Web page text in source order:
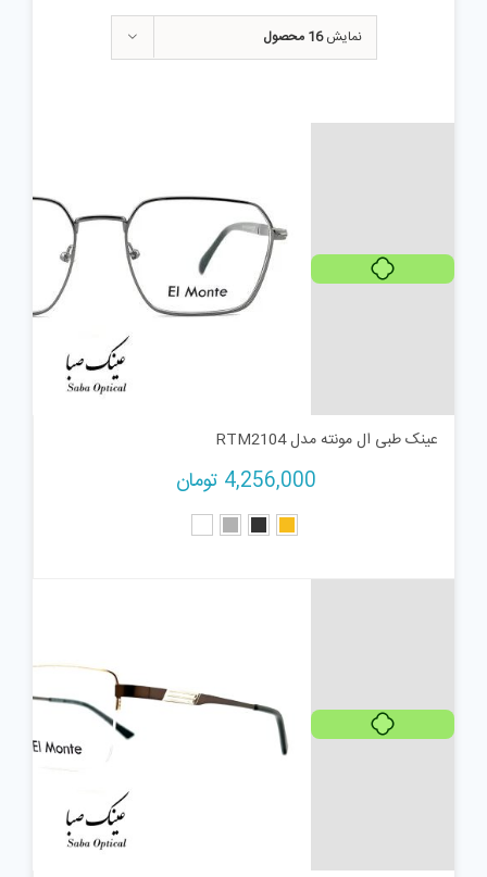
نمایش16 محصول
هر قسط 1,064,000
عینک طبی ال مونته مدل RTM2104
4,256,000 تومان
هر قسط